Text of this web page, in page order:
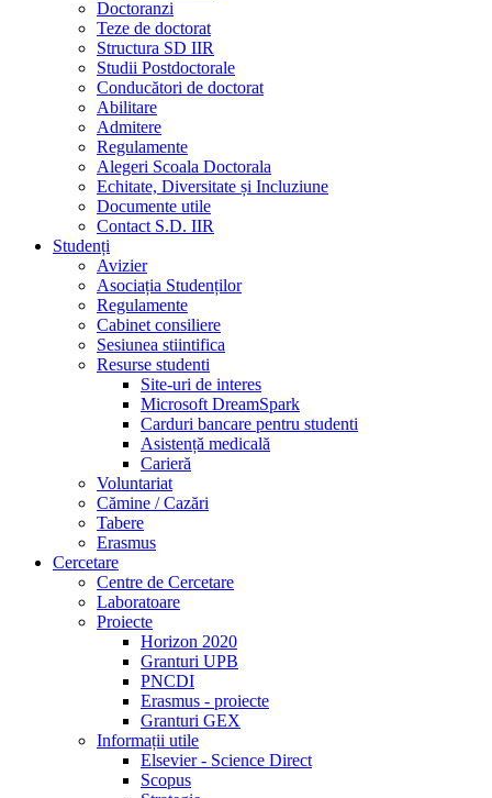
Doctoranzi
Teze de doctorat
Structura SD IIR
Studii Postdoctorale
Conducători de doctorat
Abilitare
Admitere
Regulamente
Alegeri Scoala Doctorala
Echitate, Diversitate și Incluziune
Documente utile
Contact S.D. IIR
Studenți
Avizier
Asociația Studenților
Regulamente
Cabinet consiliere
Sesiunea stiintifica
Resurse studenti
Site-uri de interes
Microsoft DreamSpark
Carduri bancare pentru studenti
Asistență medicală
Carieră
Voluntariat
Cămine / Cazări
Tabere
Erasmus
Cercetare
Centre de Cercetare
Laboratoare
Proiecte
Horizon 2020
Granturi UPB
PNCDI
Erasmus - proiecte
Granturi GEX
Informații utile
Elsevier - Science Direct
Scopus